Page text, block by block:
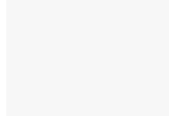
ungehinderten Weg für die
sensiblen physischen
Historisch wie aktuell
und das Ministerium für
(MOIS) ihr Personal in